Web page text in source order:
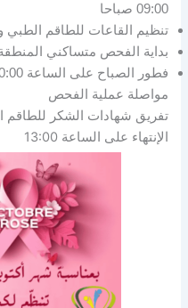
09:00 صباحا
تنظيم القاعات للطاقم الطبي
بداية الفحص متساكني
فطور الصباح على الساعة 10:00 صباحا
مواصلة عملية الفحص
تفريق شهادات الشكر للطاقم
الإنتهاء على الساعة 13:00